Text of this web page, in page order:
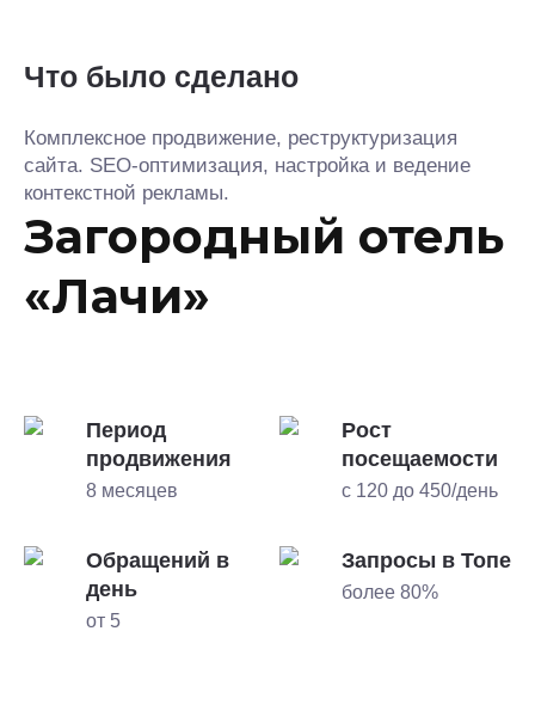
Что было сделано
Комплексное продвижение, реструктуризация
сайта. SEO-оптимизация, настройка и ведение
контекстной рекламы.
Загородный отель
«Лачи»
Период
продвижения
8 месяцев
Рост
посещаемости
с 120 до 450/день
Обращений в
день
от 5
Запросы в Топе
более 80%